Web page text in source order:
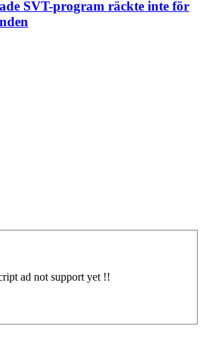
SVT-program räckte inte för